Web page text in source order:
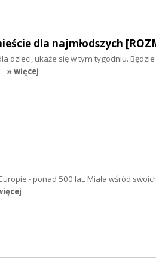
dla najmłodszych
dzieci, ukaże się w tym tygodniu. Będzie
» więcej
- ponad 500 lat. Miała wśród